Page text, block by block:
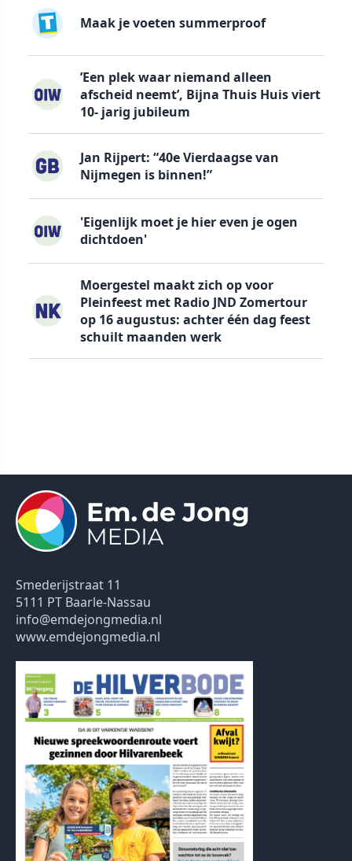
Maak je voeten summerproof
’Een plek waar niemand alleen
afscheid neemt’, Bijna Thuis Huis viert
10- jarig jubileum
Jan Rijpert: “40e Vierdaagse van
Nijmegen is binnen!”
'Eigenlijk moet je hier even je ogen
dichtdoen'
Moergestel maakt zich op voor
Pleinfeest met Radio JND Zomertour
op 16 augustus: achter één dag feest
schuilt maanden werk
Smederijstraat 11
5111 PT Baarle-Nassau
info@emdejongmedia.nl
www.emdejongmedia.nl